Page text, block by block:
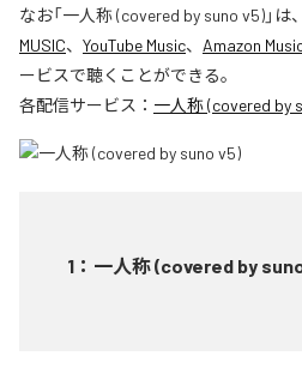
なお「一人称 (covered by suno v5)」は、
MUSIC、 YouTube Music、 Amazon
ービスで聴くことができる。
各配信サービス： 一人称 (covered by
1 ： 一人称 (covered by